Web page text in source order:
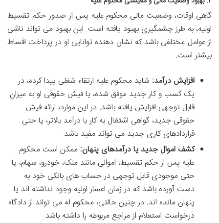
گاهی اوقات، وضعیت مالی محکوم علیه پس از صدور حکم تقسیط
اولیه، به طرز چشمگیری بهبود یافته است. این بهبود می تواند ناشی
از عوامل مختلفی باشد که نشان دهنده توانایی او در پرداخت اقساط
بیشتر است.
افزایش درآمد: شاید محکوم علیه ارتقاء شغلی پیدا کرده، در
یک کسب و کار جدید موفق شده، یا فیش حقوقی او به میزان
قابل توجهی افزایش یافته باشد. در این موارد، ارائه فیش
حقوقی جدید، گواهی اشتغال به کار با درآمد بالاتر، یا حتی
قراردادهای کاری جدید می تواند مفید باشد.
کشف اموال جدید یا درآمدهای پنهان: ممکن است محکوم
علیه پس از حکم تقسیط، اموالی مانند ملک، خودرو، سهام، یا
حتی موجودی قابل توجهی در حساب های بانکی خود به
دست آورده باشد که در زمان اعسار اولیه وجود نداشته اند یا
پنهان مانده اند. در چنین حالتی، محکوم له می تواند از دادگاه
درخواست استعلام از مراجع مربوطه را داشته باشد.